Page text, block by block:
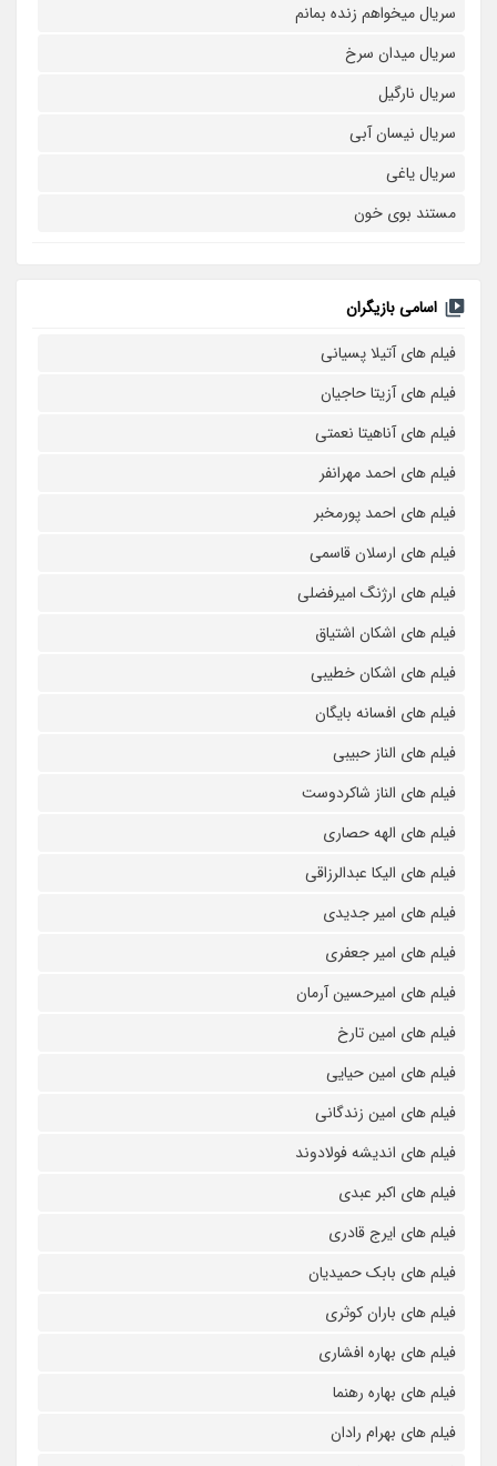
سریال میخواهم زنده بمانم
سریال میدان سرخ
سریال نارگیل
سریال نیسان آبی
سریال یاغی
مستند بوی خون
اسامی بازیگران
فیلم های آتیلا پسیانی
فیلم های آزیتا حاجیان
فیلم های آناهیتا نعمتی
فیلم های احمد مهرانفر
فیلم های احمد پورمخبر
فیلم های ارسلان قاسمی
فیلم های ارژنگ امیرفضلی
فیلم های اشکان اشتیاق
فیلم های اشکان خطیبی
فیلم های افسانه بایگان
فیلم های الناز حبیبی
فیلم های الناز شاکردوست
فیلم های الهه حصاری
فیلم های الیکا عبدالرزاقی
فیلم های امیر جدیدی
فیلم های امیر جعفری
فیلم های امیرحسین آرمان
فیلم های امین تارخ
فیلم های امین حیایی
فیلم های امین زندگانی
فیلم های اندیشه فولادوند
فیلم های اکبر عبدی
فیلم های ایرج قادری
فیلم های بابک حمیدیان
فیلم های باران کوثری
فیلم های بهاره افشاری
فیلم های بهاره رهنما
فیلم های بهرام رادان